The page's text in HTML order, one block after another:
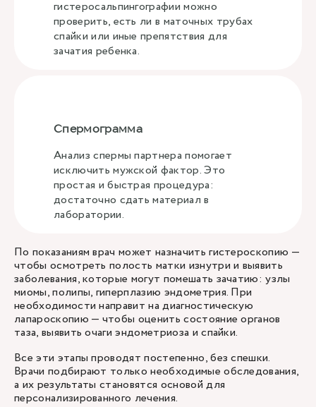
гистеросальпингографии можно
проверить, есть ли в маточных трубах
спайки или иные препятствия для
зачатия ребенка.
Спермограмма
Анализ спермы партнера помогает
исключить мужской фактор. Это
простая и быстрая процедура:
достаточно сдать материал в
лаборатории.
По показаниям врач может назначить гистероскопию —
чтобы осмотреть полость матки изнутри и выявить
заболевания, которые могут помешать зачатию: узлы
миомы, полипы, гиперплазию эндометрия. При
необходимости направит на диагностическую
лапароскопию — чтобы оценить состояние органов
таза, выявить очаги эндометриоза и спайки.
Все эти этапы проводят постепенно, без спешки.
Врачи подбирают только необходимые обследования,
а их результаты становятся основой для
персонализированного лечения.